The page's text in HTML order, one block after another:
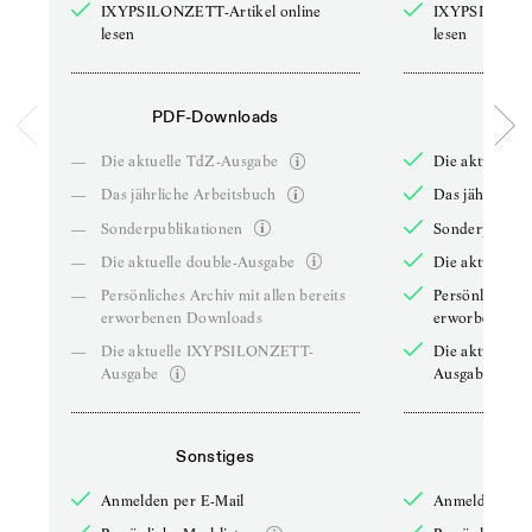
IXYPSILONZETT-Artikel online
lesen
PDF-Downloads
—
Die aktuelle TdZ-Ausgabe
—
Das jährliche Arbeitsbuch
—
Sonderpublikationen
—
Die aktuelle double-Ausgabe
—
Persönliches Archiv mit allen bereits
erworbenen Downloads
—
Die aktuelle IXYPSILONZETT-
Ausgabe
Sonstiges
Anmelden per E-Mail
lesen
Die aktuelle
Das jährliche
Die aktuelle
Persönliches
erworbenen
Die aktuelle
Ausgabe
Anmelden